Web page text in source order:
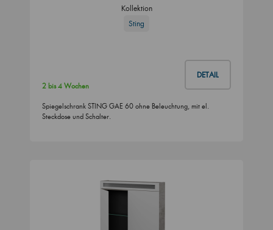
Kollektion
Sting
DETAIL
2 bis 4 Wochen
Spiegelschrank STING GAE 60 ohne Beleuchtung, mit el.
Steckdose und Schalter.